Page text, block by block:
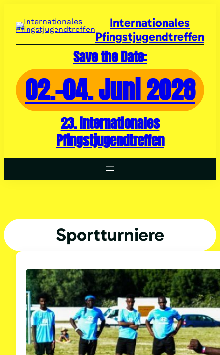
Inhalt
springen
Internationales
Pfingstjugendtreffen
Save the Date:
02.-04. Juni 2028
23. internationales
Pfingstjugendtreffen
Sportturniere